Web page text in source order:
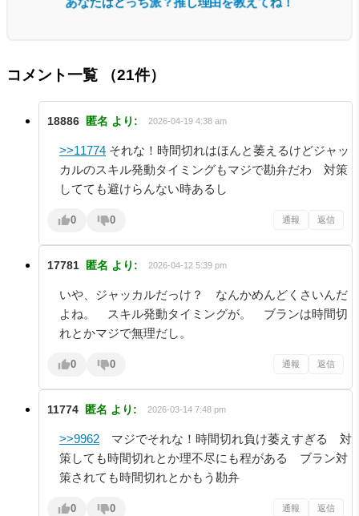
コメント一覧 （21件）
18886 匿名 より: 2026-04-19 4:38 am
>>11774 それな！時間切れはほんと萎えるけどジャッ
カルのスキル発動タイミングもマジで勘弁だわ 対策
してても避けらんない時あるし
0 0 通報 返信
17781 匿名 より: 2026-04-12 5:39 pm
いや、ジャッカルだっけ？ なんかめんどくさいんだ
よね。 スキル発動タイミングが。 ブランは時間切
れとかマジで無理だし。
0 0 通報 返信
11774 匿名 より: 2026-03-14 7:48 pm
>>9962 マジでそれな！時間切れ負け萎えすぎる 対
策しても時間切れとか理不尽にも程がある ブラン対
策されても時間切れとかもう勘弁
0 0 通報 返信